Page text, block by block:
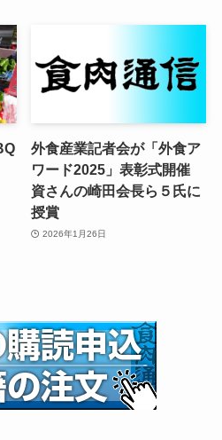
外食産業記者会が「外食ア
ワード2025」表彰式開催
資さんの崎田会長ら５氏に
授賞
2026年1月26日